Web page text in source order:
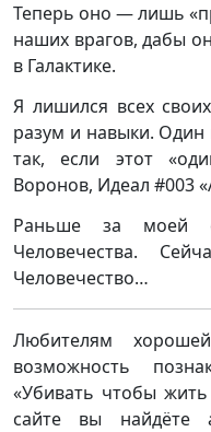
Теперь оно — лишь
наших врагов, дабы
в Галактике.
Я лишился всех
разум и навыки. Один
так, если этот
Воронов, Идеал #003
Раньше за моей
Человечества.
Человечество…
Любителям
возможность
«Убивать чтобы
сайте вы найдёте